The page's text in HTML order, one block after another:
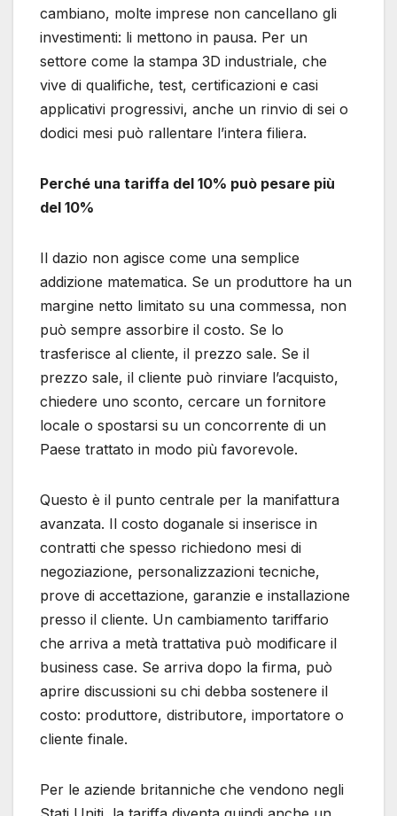
cambiano, molte imprese non cancellano gli
investimenti: li mettono in pausa. Per un
settore come la stampa 3D industriale, che
vive di qualifiche, test, certificazioni e casi
applicativi progressivi, anche un rinvio di sei o
dodici mesi può rallentare l’intera filiera.
Perché una tariffa del 10% può pesare più
del 10%
Il dazio non agisce come una semplice
addizione matematica. Se un produttore ha un
margine netto limitato su una commessa, non
può sempre assorbire il costo. Se lo
trasferisce al cliente, il prezzo sale. Se il
prezzo sale, il cliente può rinviare l’acquisto,
chiedere uno sconto, cercare un fornitore
locale o spostarsi su un concorrente di un
Paese trattato in modo più favorevole.
Questo è il punto centrale per la manifattura
avanzata. Il costo doganale si inserisce in
contratti che spesso richiedono mesi di
negoziazione, personalizzazioni tecniche,
prove di accettazione, garanzie e installazione
presso il cliente. Un cambiamento tariffario
che arriva a metà trattativa può modificare il
business case. Se arriva dopo la firma, può
aprire discussioni su chi debba sostenere il
costo: produttore, distributore, importatore o
cliente finale.
Per le aziende britanniche che vendono negli